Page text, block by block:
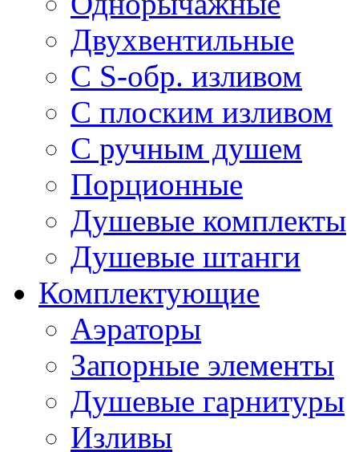
Двухвентильные
С S-обр. изливом
С плоским изливом
С ручным душем
Порционные
Душевые комплекты
Душевые штанги
Комплектующие
Аэраторы
Запорные элементы
Душевые гарнитуры
Изливы